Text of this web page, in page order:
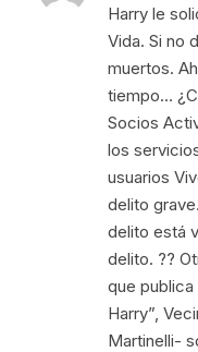
Harry le
Vida. Si no
muertos.
tiempo…
Socios
los
usuarios
delito
delito está
delito. ??
que
Harry”,
Martinelli-